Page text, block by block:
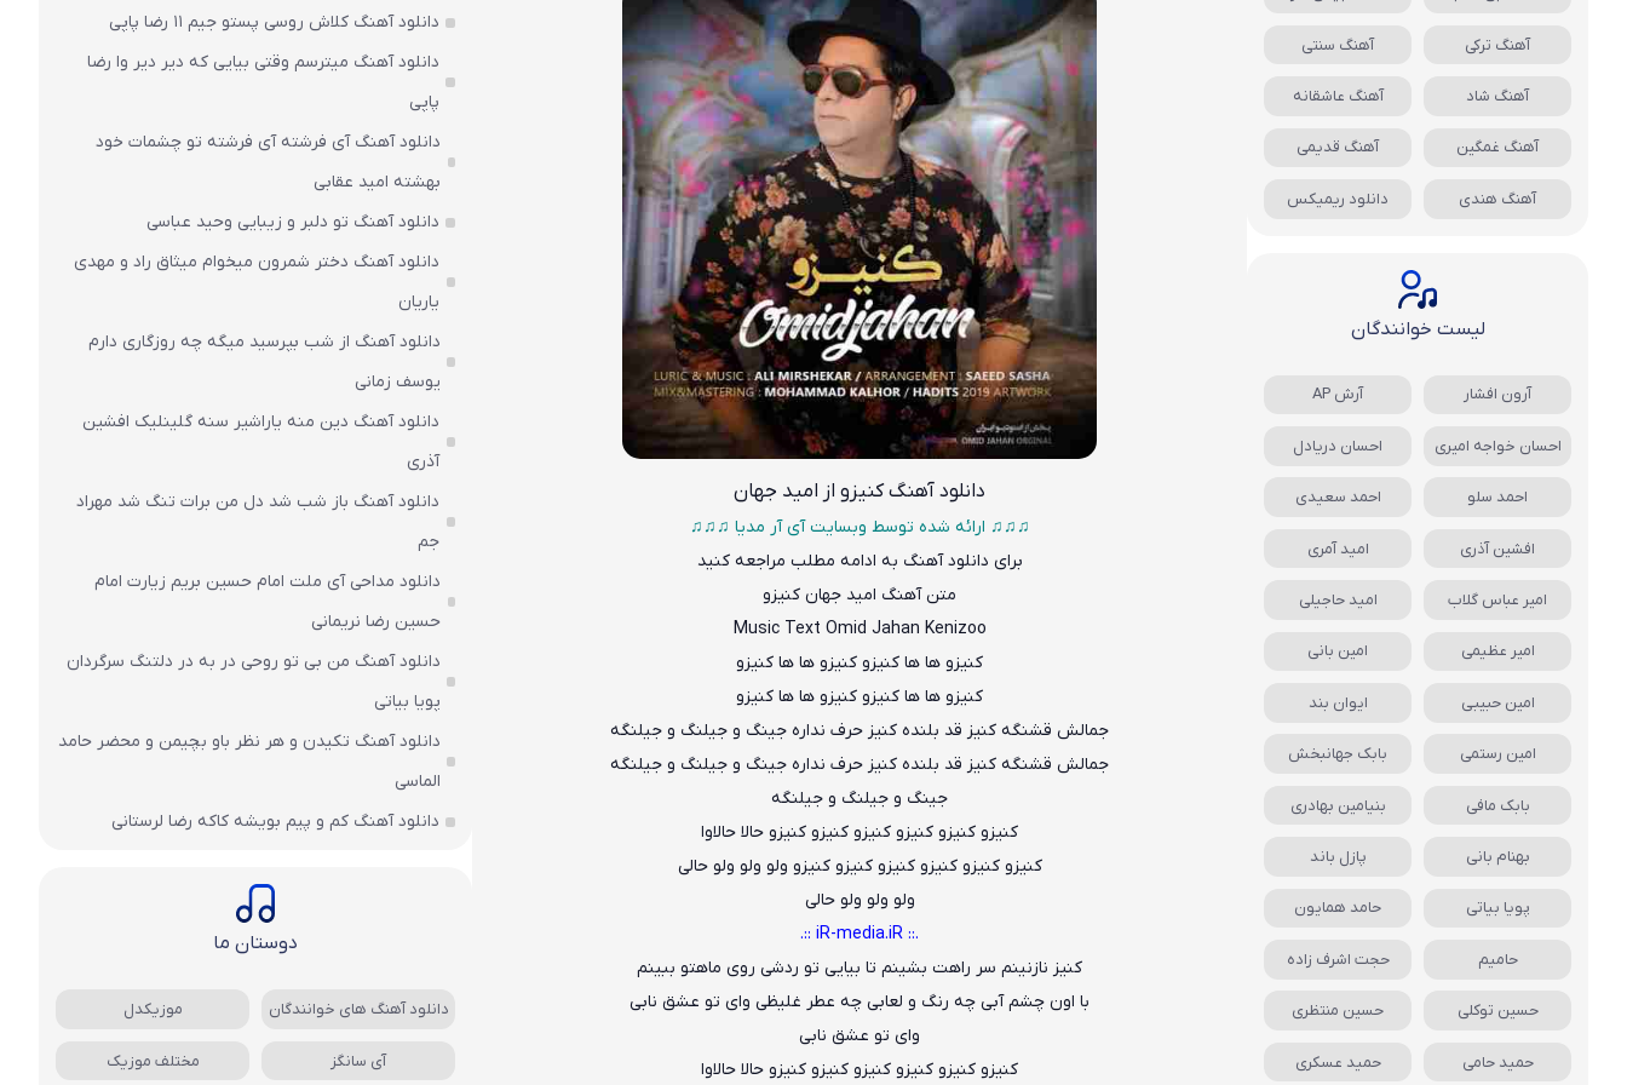
دانلود آهنگکنیزو از امید جهان
♫♫♫ ارائه شده توسط وبسایت آی آر مدیا ♫♫♫
برای دانلود آهنگ به ادامه مطلب مراجعه کنید
متن آهنگ امید جهان کنیزو
Music Text Omid Jahan Kenizoo
کنیزو ها ها کنیزو کنیزو ها ها کنیزو
کنیزو ها ها کنیزو کنیزو ها ها کنیزو
جمالش قشنگه کنیز قد بلنده کنیز حرف نداره جینگ و جیلنگ و جیلنگه
جمالش قشنگه کنیز قد بلنده کنیز حرف نداره جینگ و جیلنگ و جیلنگه
جینگ و جیلنگ و جیلنگه
کنیزو کنیزو کنیزو کنیزو کنیزو کنیزو حالا حالاوا
کنیزو کنیزو کنیزو کنیزو کنیزو کنیزو ولو ولو ولو حالی
ولو ولو ولو حالی
.:: iR-media.iR ::.
کنیز نازنینم سر راهت بشینم تا بیایی تو ردشی روی ماهتو ببینم
با اون چشم آبی چه رنگ و لعابی چه عطر غلیظی وای تو عشق نابی
وای تو عشق نابی
کنیزو کنیزو کنیزو کنیزو کنیزو کنیزو حالا حالاوا
آهنگ ترکی آهنگ سنتی
آهنگ شاد آهنگ عاشقانه
آهنگ غمگین آهنگ قدیمی
آهنگ هندی دانلود ریمیکس
لیست خوانندگان
آرون افشار آرش AP
احسان خواجه امیری احسان دریادل
احمد سلو احمد سعیدی
افشین آذری امید آمری
امیر عباس گلاب امید حاجیلی
امیر عظیمی امین بانی
امین حبیبی ایوان بند
امین رستمی بابک جهانبخش
بابک مافی بنیامین بهادری
بهنام بانی پازل باند
پویا بیاتی حامد همایون
حامیم حجت اشرف زاده
حسین توکلی حسین منتظری
حمید حامی حمید عسکری
دانلود آهنگ کلاش روسی پستو جیم ۱۱ رضا پاپی
دانلود آهنگ میترسم وقتی بیایی که دیر دیر وا رضا
پاپی
دانلود آهنگ آی فرشته آی فرشته تو چشمات خود
بهشته امید عقابی
دانلود آهنگ تو دلبر و زیبایی وحید عباسی
دانلود آهنگ دختر شمرون میخوام میثاق راد و مهدی
یاریان
دانلود آهنگ از شب بپرسید میگه چه روزگاری دارم
یوسف زمانی
دانلود آهنگ دین منه یاراشیر سنه گلینلیک افشین
آذری
دانلود آهنگ باز شب شد دل من برات تنگ شد مهراد
جم
دانلود مداحی آی ملت امام حسین بریم زیارت امام
حسین رضا نریمانی
دانلود آهنگ من بی تو روحی در به در دلتنگ سرگردان
پویا بیاتی
دانلود آهنگ تکیدن و هر نظر باو بچیمن و محضر حامد
الماسی
دانلود آهنگ کم و پیم بویشه کاکه رضا لرستانی
دوستان ما
دانلود آهنگ های خوانندگان موزیکدل
آی سانگز مختلف موزیک